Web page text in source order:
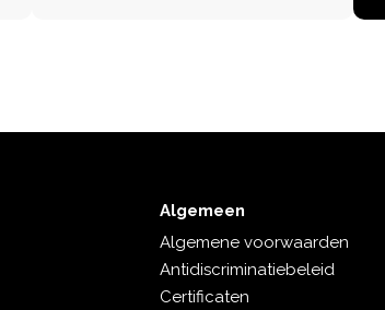
Algemeen
Algemene voorwaarden
Antidiscriminatiebeleid
Certificaten